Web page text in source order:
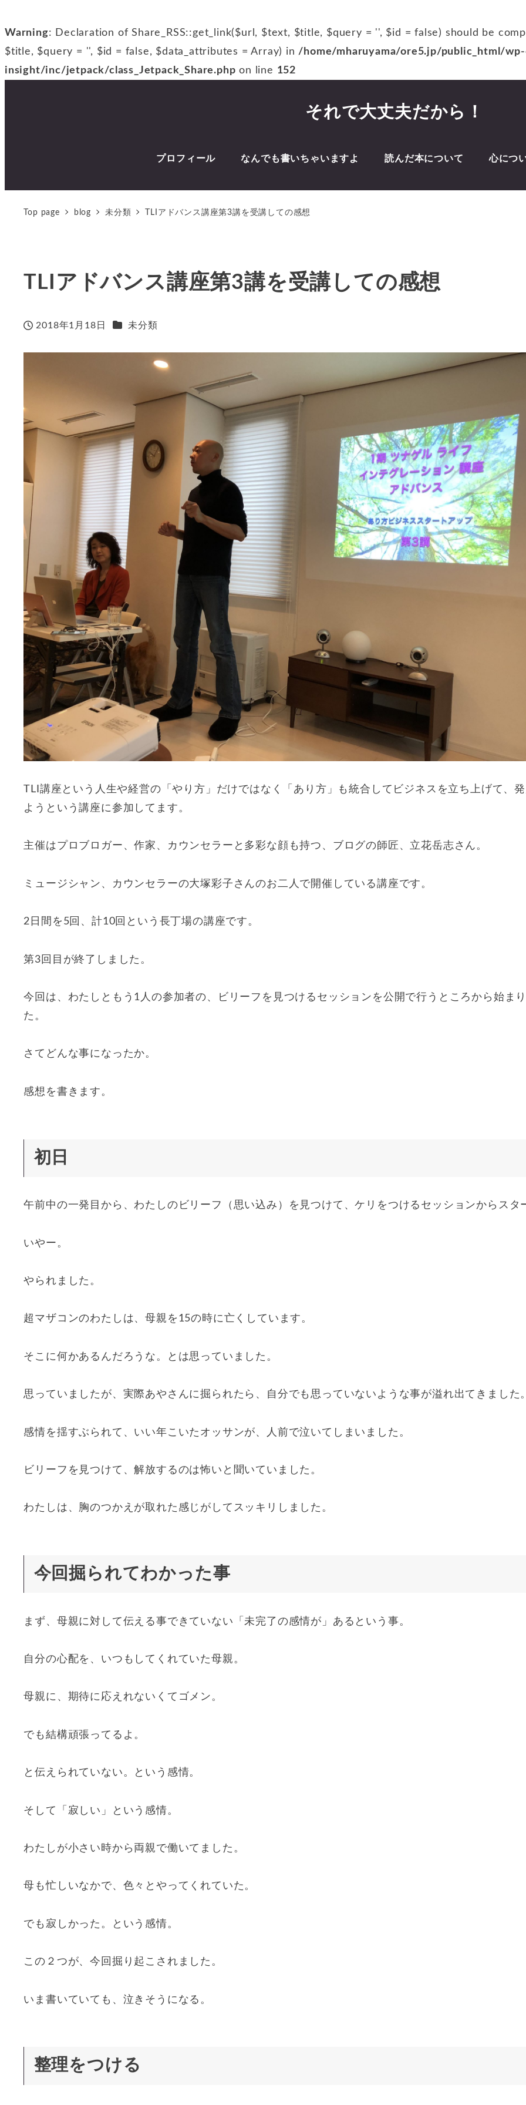
Warning: Declaration of Share_RSS::get_link($url, $text, $title, $query = '', $id = false) should be
$title, $query = '', $id = false, $data_attributes = Array) in /home/mharuyama/ore5.jp/public_html/
insight/inc/jetpack/class_Jetpack_Share.php on line 152
それで大丈夫だから！
プロフィール なんでも書いちゃいますよ 読んだ本について 心につ
Top page blog 未分類 TLIアドバンス講座第3講を受講しての感想
TLIアドバンス講座第3講を受講しての感想
投稿日
2018年1月18日 カテゴリー
未分類
TLI講座という人生や経営の「やり方」だけではなく「あり方」も統合してビジネスを立ち上げて、
ようという講座に参加してます。
主催はプロブロガー、作家、カウンセラーと多彩な顔も持つ、ブログの師匠、立花岳志さん。
ミュージシャン、カウンセラーの大塚彩子さんのお二人で開催している講座です。
2日間を5回、計10回という長丁場の講座です。
第3回目が終了しました。
今回は、わたしともう1人の参加者の、ビリーフを見つけるセッションを公開で行うところから始ま
た。
さてどんな事になったか。
感想を書きます。
初日
午前中の一発目から、わたしのビリーフ（思い込み）を見つけて、ケリをつけるセッションからスタ
いやー。
やられました。
超マザコンのわたしは、母親を15の時に亡くしています。
そこに何かあるんだろうな。とは思っていました。
思っていましたが、実際あやさんに掘られたら、自分でも思っていないような事が溢れ出てきました
感情を揺すぶられて、いい年こいたオッサンが、人前で泣いてしまいました。
ビリーフを見つけて、解放するのは怖いと聞いていました。
わたしは、胸のつかえが取れた感じがしてスッキリしました。
今回掘られてわかった事
まず、母親に対して伝える事できていない「未完了の感情が」あるという事。
自分の心配を、いつもしてくれていた母親。
母親に、期待に応えれないくてゴメン。
でも結構頑張ってるよ。
と伝えられていない。という感情。
そして「寂しい」という感情。
わたしが小さい時から両親で働いてました。
母も忙しいなかで、色々とやってくれていた。
でも寂しかった。という感情。
この２つが、今回掘り起こされました。
いま書いていても、泣きそうになる。
整理をつける